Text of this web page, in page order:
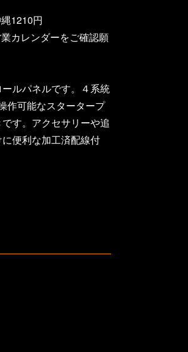
1210円
カレンダーをご確認願
ルパネルです。４系統
作可能なスタータープ
す。アクセサリーや追
便利な加工済配線付